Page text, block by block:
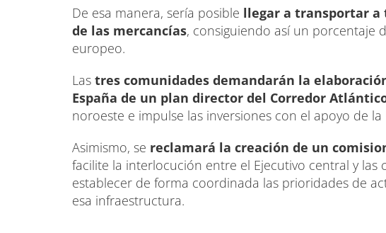
De esa manera, sería posible llegar a transportar a
de las mercancías, consiguiendo así un porcentaje
europeo.
Las tres comunidades demandarán la
España de un plan director del Corredor
noroeste e impulse las inversiones con el apoyo de la
Asimismo, se reclamará la creación de un
facilite la interlocución entre el Ejecutivo central y
establecer de forma coordinada las prioridades de
esa infraestructura.